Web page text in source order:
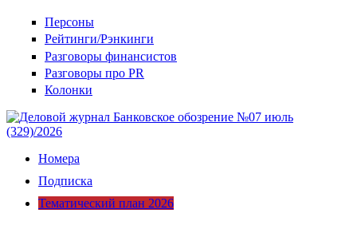
Персоны
Рейтинги/Рэнкинги
Разговоры финансистов
Разговоры про PR
Колонки
Номера
Подписка
Тематический план 2026